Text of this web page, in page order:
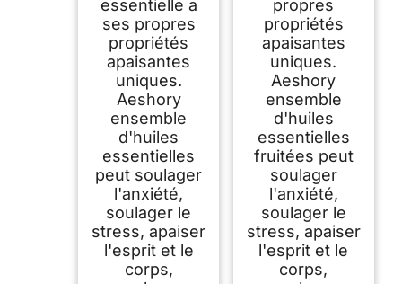
essentielle a
ses propres
propriétés
apaisantes
uniques.
Aeshory
ensemble
d'huiles
essentielles
peut soulager
l'anxiété,
soulager le
stress, apaiser
l'esprit et le
corps,
propres
propriétés
apaisantes
uniques.
Aeshory
ensemble
d'huiles
essentielles
fruitées peut
soulager
l'anxiété,
soulager le
stress, apaiser
l'esprit et le
corps,